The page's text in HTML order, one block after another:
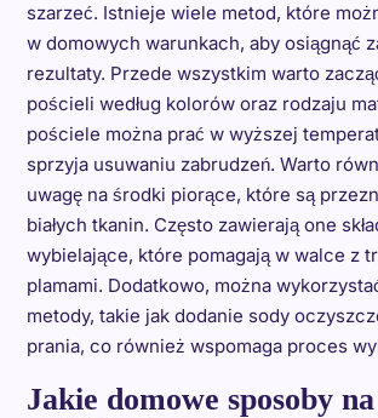
szarzeć. Istnieje wiele metod, które
w domowych warunkach, aby osiągnąć
rezultaty. Przede wszystkim warto
pościeli według kolorów oraz rodzaju
pościele można prać w wyższej
sprzyja usuwaniu zabrudzeń. Warto
uwagę na środki piorące, które są
białych tkanin. Często zawierają one
wybielające, które pomagają w walce z
plamami. Dodatkowo, można
metody, takie jak dodanie sody
prania, co również wspomaga proces
Jakie domowe sposoby na